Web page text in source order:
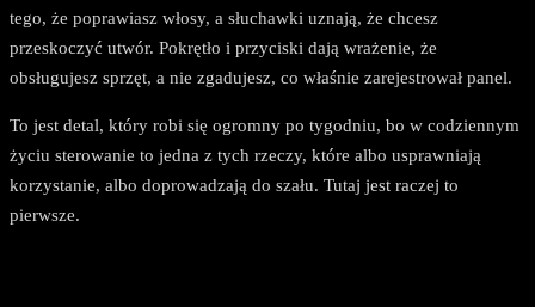
tego, że poprawiasz włosy, a słuchawki uznają, że chcesz
przeskoczyć utwór. Pokrętło i przyciski dają wrażenie, że
obsługujesz sprzęt, a nie zgadujesz, co właśnie zarejestrował panel.
To jest detal, który robi się ogromny po tygodniu, bo w codziennym
życiu sterowanie to jedna z tych rzeczy, które albo usprawniają
korzystanie, albo doprowadzają do szału. Tutaj jest raczej to
pierwsze.